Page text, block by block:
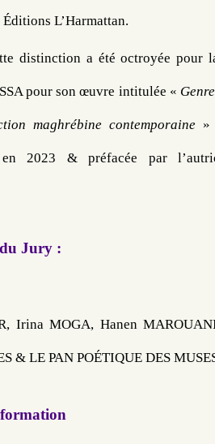
L’Harmattan.
distinction a été octroyée pour
pour son œuvre intitulée «
maghrébine contemporaine »
en 2023 & préfacée par
Jury :
Irina MOGA, Hanen
& LE PAN POÉTIQUE DES